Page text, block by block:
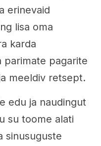
erinevaid
lisa oma
karda
parimate pagarite
meeldiv retsept.
edu ja naudingut
su toome alati
sinusuguste